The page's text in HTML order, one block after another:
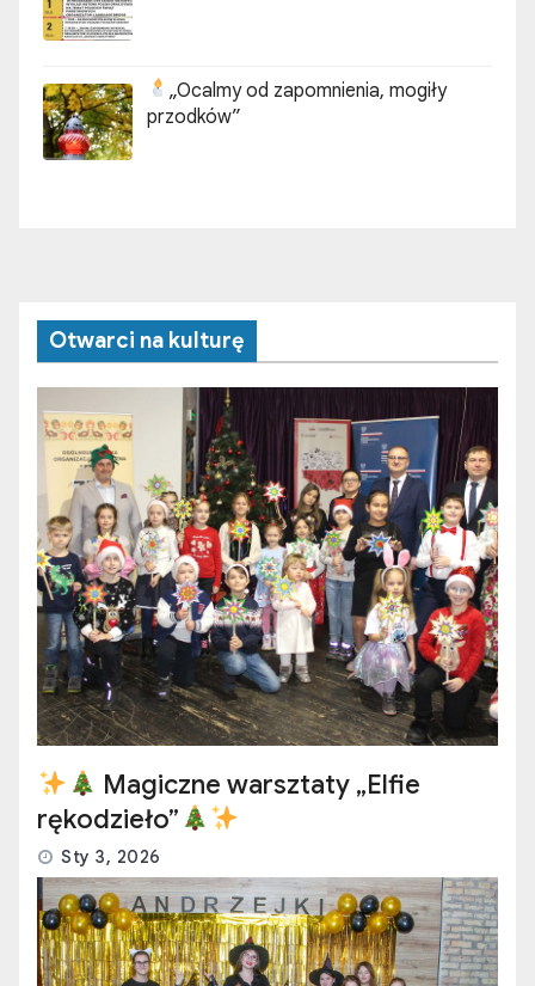
„Ocalmy od zapomnienia, mogiły
przodków”
Otwarci na kulturę
Magiczne warsztaty „Elfie
rękodzieło”
Sty 3, 2026